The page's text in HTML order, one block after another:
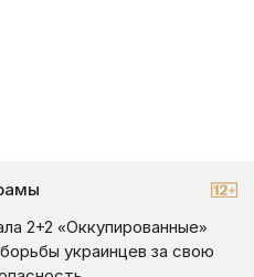
2+2 «Оккупированные»
украинцев за свою